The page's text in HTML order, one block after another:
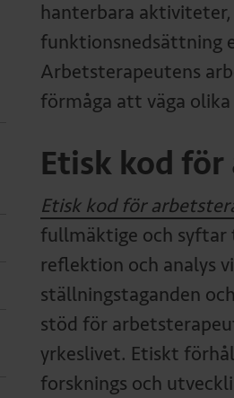
hanterbara
funktionsnedsättning
Arbetsterapeutens
förmåga att väga
Etisk kod
Etisk kod för
fullmäktige och syftar
reflektion och analys
ställningstaganden
stöd för
yrkeslivet. Etiskt
forsknings och